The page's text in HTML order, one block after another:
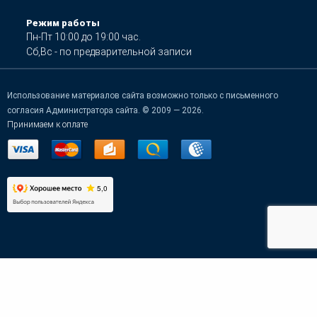
Режим работы
Пн-Пт 10:00 до 19:00 час.
Сб,Вс - по предварительной записи
Использование материалов сайта возможно только с письменного
согласия Администратора сайта. © 2009 — 2026.
Принимаем к оплате